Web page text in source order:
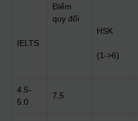
IELTS
Điểm
quy đổi
HSK
(1->6)
4.5-
5.0
7,5